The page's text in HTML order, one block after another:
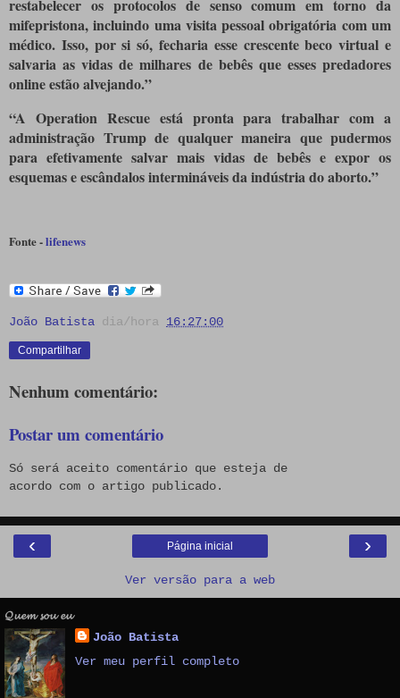
restabelecer os protocolos de senso comum em torno da
mifepristona, incluindo uma visita pessoal obrigatória com um
médico. Isso, por si só, fecharia esse crescente beco virtual e
salvaria as vidas de milhares de bebês que esses predadores
online estão alvejando.”
“A Operation Rescue está pronta para trabalhar com a
administração Trump de qualquer maneira que pudermos
para efetivamente salvar mais vidas de bebês e expor os
esquemas e escândalos intermináveis ​​da indústria do aborto.”
Fonte -lifenews
João Batista dia/hora 16:27:00
Compartilhar
Nenhum comentário:
Postar um comentário
Só será aceito comentário que esteja de
acordo com o artigo publicado.
‹ ›
Página inicial
Ver versão para a web
𝓠𝓾𝓮𝓶 𝓼𝓸𝓾 𝓮𝓾
João Batista
Ver meu perfil completo